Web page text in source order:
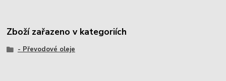
Zboží zařazeno v kategoriích
- Převodové oleje